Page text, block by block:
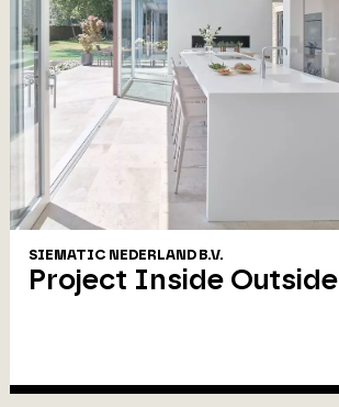
SIEMATIC NEDERLAND B.V.
Project Inside Outside